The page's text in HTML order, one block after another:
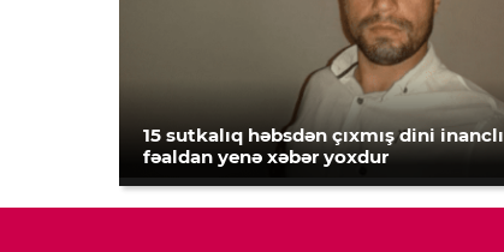
15 sutkalıq həbsdən çıxmış dini inanclı
fəaldan yenə xəbər yoxdur